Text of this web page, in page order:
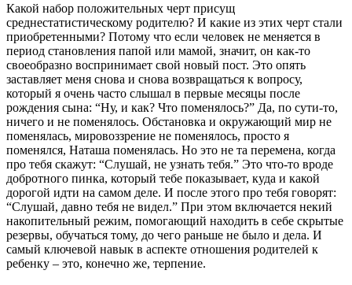
Какой набор положительных черт присущ
среднестатистическому родителю? И какие из этих черт стали
приобретенными? Потому что если человек не меняется в
период становления папой или мамой, значит, он как-то
своеобразно воспринимает свой новый пост. Это опять
заставляет меня снова и снова возвращаться к вопросу,
который я очень часто слышал в первые месяцы после
рождения сына: “Ну, и как? Что поменялось?” Да, по сути-то,
ничего и не поменялось. Обстановка и окружающий мир не
поменялась, мировоззрение не поменялось, просто я
поменялся, Наташа поменялась. Но это не та перемена, когда
про тебя скажут: “Слушай, не узнать тебя.” Это что-то вроде
добротного пинка, который тебе показывает, куда и какой
дорогой идти на самом деле. И после этого про тебя говорят:
“Слушай, давно тебя не видел.” При этом включается некий
накопительный режим, помогающий находить в себе скрытые
резервы, обучаться тому, до чего раньше не было и дела. И
самый ключевой навык в аспекте отношения родителей к
ребенку – это, конечно же, терпение.